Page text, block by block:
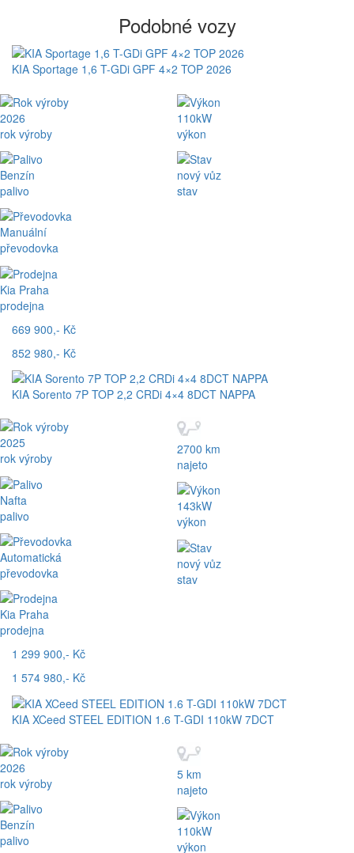
Podobné vozy
KIA Sportage 1,6 T-GDi GPF 4×2 TOP 2026
2026
rok výroby
Benzín
palivo
Manuální
převodovka
Kia Praha
prodejna
110kW
výkon
nový vůz
stav
669 900,- Kč
852 980,- Kč
KIA Sorento 7P TOP 2,2 CRDi 4×4 8DCT NAPPA
2025
rok výroby
Nafta
palivo
Automatická
převodovka
Kia Praha
prodejna
2700 km
najeto
143kW
výkon
nový vůz
stav
1 299 900,- Kč
1 574 980,- Kč
KIA XCeed STEEL EDITION 1.6 T-GDI 110kW 7DCT
2026
rok výroby
Benzín
palivo
5 km
najeto
110kW
výkon